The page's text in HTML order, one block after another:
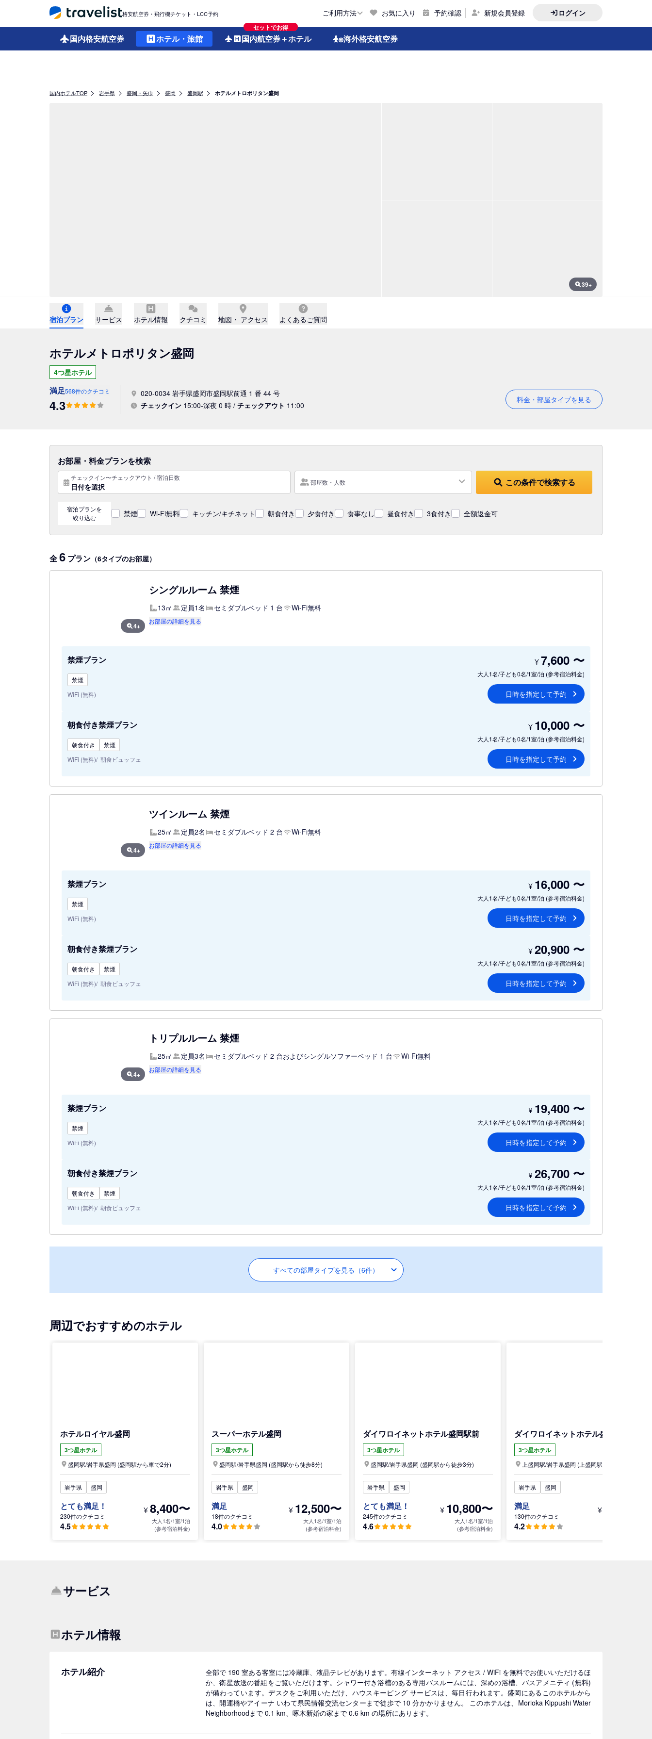
格安航空券・飛行機チケット・LCC予約 ご利用方法 お気に入り 予約確認 新規会員登録 ログイン
国内格安航空券 ホテル・旅館
セットでお得
国内航空券＋ホテル 海外格安航空券
国内ホテルTOP 岩手県 盛岡・矢巾 盛岡 盛岡駅 ホテルメトロポリタン盛岡
39+
宿泊プラン サービス ホテル情報 クチコミ 地図・ アクセス よくあるご質問
ホテルメトロポリタン盛岡
4つ星ホテル
料金・部屋タイプを見る
020-0034 岩手県盛岡市盛岡駅前通 1 番 44 号
チェックイン 15:00-深夜 0 時 / チェックアウト 11:00
満足568件のクチコミ
4.3
お部屋・料金プランを検索
チェックイン〜チェックアウト / 宿泊日数
日付を選択 部屋数・人数 この条件で検索する
宿泊プランを
絞り込む
禁煙 Wi-Fi無料 キッチン/キチネット 朝食付き 夕食付き 食事なし 昼食付き 3食付き 全額返金可
全6 プラン （6タイプのお部屋）
4+
シングルルーム 禁煙
13㎡ 定員1名 セミダブルベッド 1 台 Wi-Fi無料
お部屋の詳細を見る
禁煙プラン
禁煙
WiFi (無料)
大人1名/子ども0名/1室/泊 (参考宿泊料金)
¥7,600 〜
日時を指定して予約
朝食付き禁煙プラン
朝食付き
禁煙
WiFi (無料) 朝食ビュッフェ
大人1名/子ども0名/1室/泊 (参考宿泊料金)
¥ 10,000 〜
日時を指定して予約
4+
ツインルーム 禁煙
25㎡ 定員2名 セミダブルベッド 2 台 Wi-Fi無料
お部屋の詳細を見る
禁煙プラン
禁煙
WiFi (無料)
大人1名/子ども0名/1室/泊 (参考宿泊料金)
¥ 16,000 〜
日時を指定して予約
朝食付き禁煙プラン
朝食付き
禁煙
WiFi (無料) 朝食ビュッフェ
大人1名/子ども0名/1室/泊 (参考宿泊料金)
¥20,900 〜
日時を指定して予約
4+
トリプルルーム 禁煙
25㎡ 定員3名 セミダブルベッド 2 台およびシングルソファーベッド 1 台 Wi-Fi無料
お部屋の詳細を見る
禁煙プラン
禁煙
WiFi (無料)
大人1名/子ども0名/1室/泊 (参考宿泊料金)
¥ 19,400 〜
日時を指定して予約
朝食付き禁煙プラン
朝食付き
禁煙
WiFi (無料) 朝食ビュッフェ
大人1名/子ども0名/1室/泊 (参考宿泊料金)
¥26,700 〜
日時を指定して予約
すべての部屋タイプを見る（6件）
周辺でおすすめのホテル
ホテルロイヤル盛岡
3つ星ホテル
盛岡駅/岩手県盛岡 (盛岡駅から車で2分)
岩手県 盛岡
とても満足！
230件のクチコミ
4.5
¥8,400〜
大人1名/1室/1泊
(参考宿泊料金)
スーパーホテル盛岡
3つ星ホテル
盛岡駅/岩手県盛岡 (盛岡駅から徒歩8分)
岩手県 盛岡
満足
18件のクチコミ
4.0
¥ 12,500〜
大人1名/1室/1泊
(参考宿泊料金)
ダイワロイネットホテル盛岡駅前
3つ星ホテル
盛岡駅/岩手県盛岡 (盛岡駅から徒歩3分)
岩手県 盛岡
とても満足！
245件のクチコミ
4.6
¥ 10,800〜
大人1名/1室/1泊
(参考宿泊料金)
ダイワロイネットホテル盛岡
3つ星ホテル
上盛岡駅/岩手県盛岡 (上盛岡駅から車で2分)
岩手県 盛岡
満足
130件のクチコミ
4.2
¥
サービス
ホテル情報
ホテル紹介
全部で 190 室ある客室には冷蔵庫、液晶テレビがあります。有線インターネット アクセス / WiFi を無料でお使いいただけるほ
か、衛星放送の番組をご覧いただけます。シャワー付き浴槽のある専用バスルームには、深めの浴槽、バスアメニティ (無料)
が備わっています。デスクをご利用いただけ、ハウスキーピング サービスは、毎日行われます。盛岡にあるこのホテルから
は、開運橋やアイーナ いわて県民情報交流センターまで徒歩で 10 分かかりません。 このホテルは、Morioka Kippushi Water
Neighborhoodまで 0.1 km、啄木新婚の家まで 0.6 km の場所にあります。